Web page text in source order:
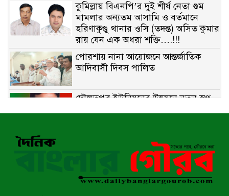
কুমিল্লায় বিএনপি’র দুই শীর্ষ নেতা গুম
মামলার অন্যতম আসামি ও বর্তমানে
হরিণাকুণ্ডু থানার ওসি (তদন্ত) অসিত কুমার
রায় যেন এক অধরা শক্তি….!!!
পোরশায় নানা আয়োজনে আন্তর্জাতিক
আদিবাসী দিবস পালিত
দৌলতপুর ইউনিয়নের উন্নয়নে নতুন স্বপ্ন
বাকেরগঞ্জে নিষিদ্ধ জালের বিরুদ্ধে
অভিযান, দুই ব্যবসায়ীকে ১ লাখ টাকা
রাজশাহীর মহানগরীতে মাদক বিরোধী